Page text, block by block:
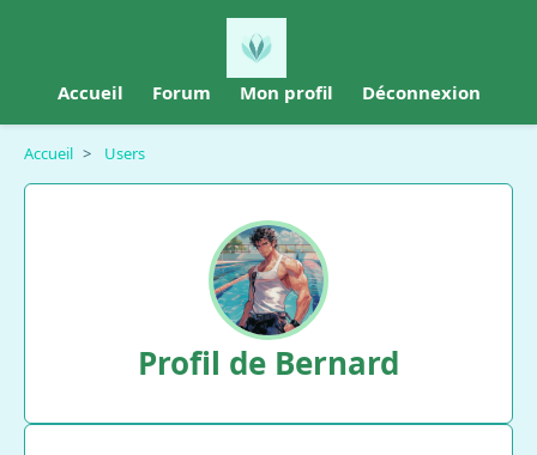
Accueil Forum Mon profil Déconnexion
Accueil > Users
Profil de Bernard